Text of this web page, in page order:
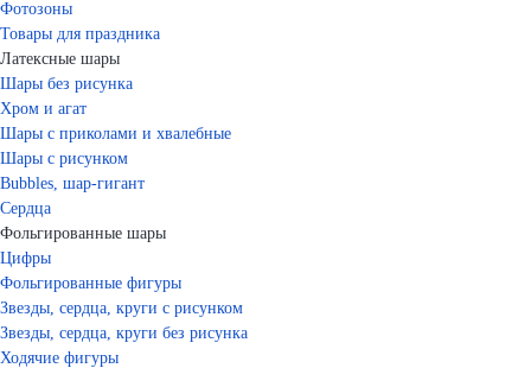
Фотозоны
Товары для праздника
Латексные шары
Шары без рисунка
Хром и агат
Шары с приколами и хвалебные
Шары с рисунком
Bubbles, шар-гигант
Сердца
Фольгированные шары
Цифры
Фольгированные фигуры
Звезды, сердца, круги с рисунком
Звезды, сердца, круги без рисунка
Ходячие фигуры